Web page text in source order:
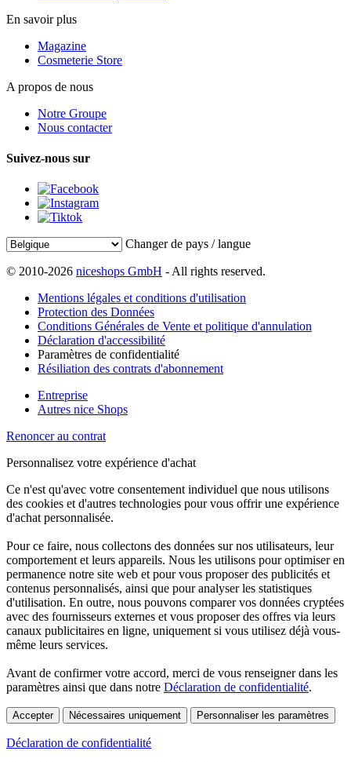
En savoir plus
Magazine
Cosmeterie Store
A propos de nous
Notre Groupe
Nous contacter
Suivez-nous sur
Changer de pays / langue
© 2010-2026 niceshops GmbH - All rights reserved.
Mentions légales et conditions d'utilisation
Protection des Données
Conditions Générales de Vente et politique d'annulation
Déclaration d'accessibilité
Paramètres de confidentialité
Résiliation des contrats d'abonnement
Entreprise
Autres nice Shops
Renoncer au contrat
Personnalisez votre expérience d'achat
Ce n'est qu'avec votre consentement individuel que nous utilisons
des cookies et d'autres technologies pour vous offrir une expérience
d'achat personnalisée.
Pour ce faire, nous collectons des données sur nos utilisateurs, leur
comportement et leurs appareils. Nous les utilisons pour optimiser en
permanence notre site web et pour vous proposer des publicités et
contenus personnalisés, ainsi que pour analyser les statistiques
d'utilisation. En outre, nous pouvons comparer vos données cryptées
avec des fournisseurs externes et vous proposer des offres via leurs
canaux publicitaires en ligne, uniquement si vous utilisez déjà vous-
même leurs services.
Avant de confirmer votre accord, merci de vous renseigner dans les
paramètres ainsi que dans notre Déclaration de confidentialité.
Accepter Nécessaires uniquement Personnaliser les paramètres
Déclaration de confidentialité